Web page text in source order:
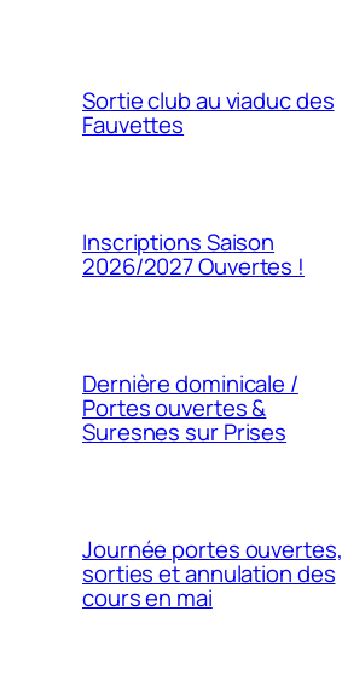
Sortie club au viaduc des
Fauvettes
Inscriptions Saison
2026/2027 Ouvertes !
Dernière dominicale /
Portes ouvertes &
Suresnes sur Prises
Journée portes ouvertes,
sorties et annulation des
cours en mai